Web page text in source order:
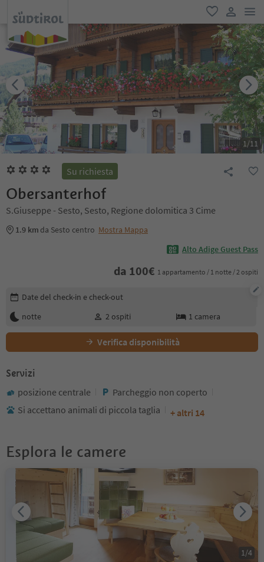
favoriti
user link
1/11
Su richiesta
Obersanterhof
S.Giuseppe - Sesto, Sesto, Regione dolomitica 3 Cime
1.9 km da Sesto centro Mostra Mappa
Alto Adige Guest Pass
da 100€ 1 appartamento / 1 notte / 2 ospiti
Modifica i dettagli della prenotazione
Date del check-in e check-out
notte
2 ospiti 1 camera
Verifica disponibilità
Servizi
posizione centrale
Parcheggio non coperto
Si accettano animali di piccola taglia
+ altri 14
Esplora le camere
1 /4